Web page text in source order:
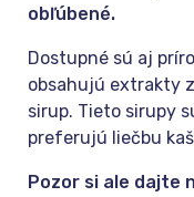
obľúbené.
Dostupné sú aj
obsahujú extrakty
sirup. Tieto sirupy
preferujú liečbu
Pozor si ale dajte